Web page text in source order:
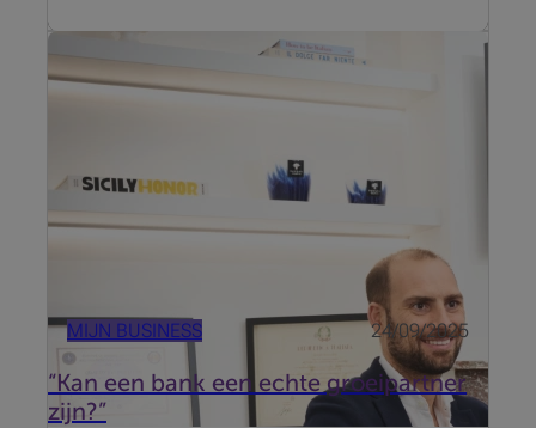
MIJN BUSINESS 24/09/2025
“Kan een bank een echte groeipartner
zijn?”
De jonge plastisch chirurg droomde ervan een
innovatieve kliniek op te richten, maar het vinden
van een bank die zijn ambities begreep en hem wilde